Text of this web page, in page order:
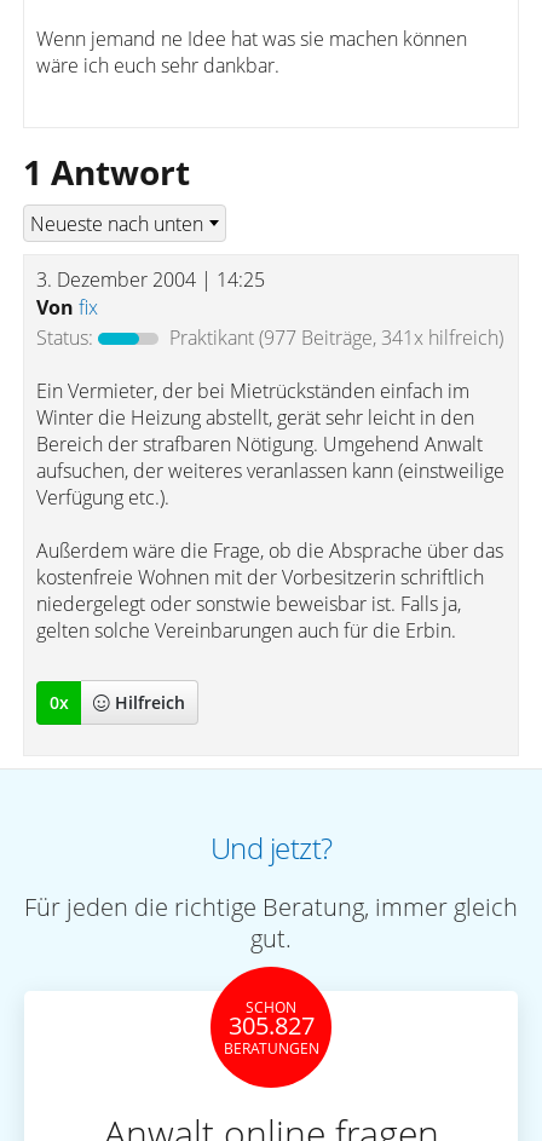
Wenn jemand ne Idee hat was sie machen können
wäre ich euch sehr dankbar.
1 Antwort
3. Dezember 2004 | 14:25
Von fix
Status:
Praktikant(977 Beiträge, 341x hilfreich)
Ein Vermieter, der bei Mietrückständen einfach im
Winter die Heizung abstellt, gerät sehr leicht in den
Bereich der strafbaren Nötigung. Umgehend Anwalt
aufsuchen, der weiteres veranlassen kann (einstweilige
Verfügung etc.).
Außerdem wäre die Frage, ob die Absprache über das
kostenfreie Wohnen mit der Vorbesitzerin schriftlich
niedergelegt oder sonstwie beweisbar ist. Falls ja,
gelten solche Vereinbarungen auch für die Erbin.
0x Hilfreich
Und jetzt?
Für jeden die richtige Beratung, immer gleich
gut.
SCHON
305.827
BERATUNGEN